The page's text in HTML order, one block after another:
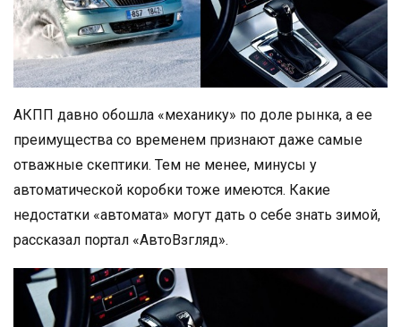
АКПП давно обошла «механику» по доле рынка, а ее
преимущества со временем признают даже самые
отважные скептики. Тем не менее, минусы у
автоматической коробки тоже имеются. Какие
недостатки «автомата» могут дать о себе знать зимой,
рассказал портал «АвтоВзгляд».